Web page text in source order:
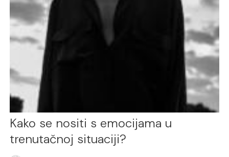
Kako se nositi s emocijama u
trenutačnoj situaciji?